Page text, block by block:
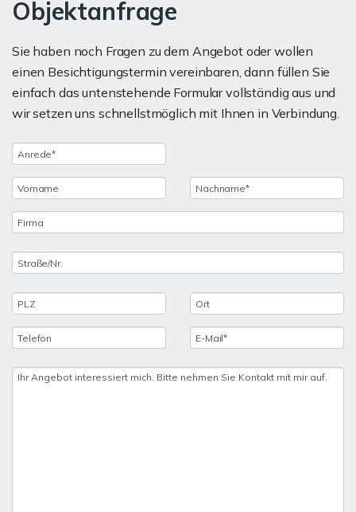
Objektanfrage
Sie haben noch Fragen zu dem Angebot oder wollen
einen Besichtigungstermin vereinbaren, dann füllen Sie
einfach das untenstehende Formular vollständig aus und
wir setzen uns schnellstmöglich mit Ihnen in Verbindung.